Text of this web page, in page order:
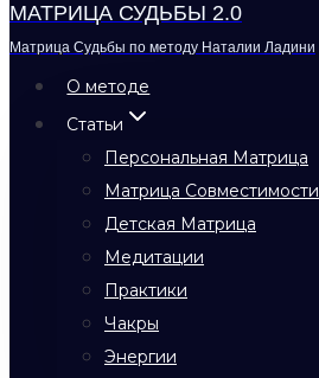
МАТРИЦА СУДЬБЫ 2.0
Матрица Судьбы по методу Наталии Ладини
О методе
Статьи
Персональная Матрица
Матрица Совместимости
Детская Матрица
Медитации
Практики
Чакры
Энергии